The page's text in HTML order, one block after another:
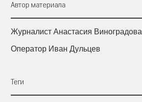
Автор материала
Журналист Анастасия Виноградова
Оператор Иван Дульцев
Теги